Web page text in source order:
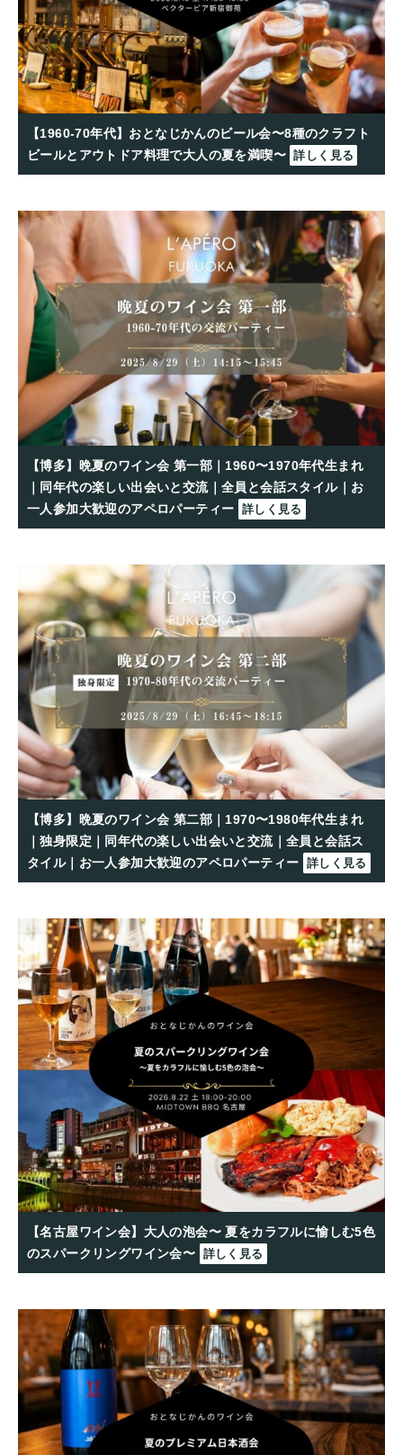
【1960-70年代】おとなじかんのビール会〜8種のクラフト
ビールとアウトドア料理で大人の夏を満喫〜 詳しく見る
【博多】晩夏のワイン会 第一部｜1960〜1970年代生まれ
｜同年代の楽しい出会いと交流｜全員と会話スタイル｜お
一人参加大歓迎のアペロパーティー 詳しく見る
【博多】晩夏のワイン会 第二部｜1970〜1980年代生まれ
｜独身限定｜同年代の楽しい出会いと交流｜全員と会話ス
タイル｜お一人参加大歓迎のアペロパーティー 詳しく見る
【名古屋ワイン会】大人の泡会〜 夏をカラフルに愉しむ5色
のスパークリングワイン会〜 詳しく見る